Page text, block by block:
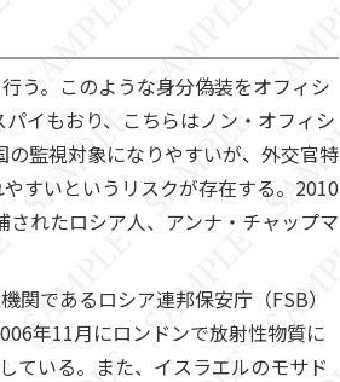
う。このような身分偽装をオフィシ
イもおり、こちらはノン・オフィシ
監視対象になりやすいが、外交官特
すいというリスクが存在する。2010
れたロシア人、アンナ・チャップマ
であるロシア連邦保安庁（FSB）
年11月にロンドンで放射性物質に
ている。また、イスラエルのモサド